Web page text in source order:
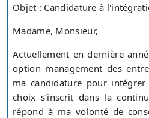
Objet : Candidature à
Madame, Monsieur,
Actuellement en dernière
option management des
ma candidature pour
choix s’inscrit dans la
répond à ma volonté de